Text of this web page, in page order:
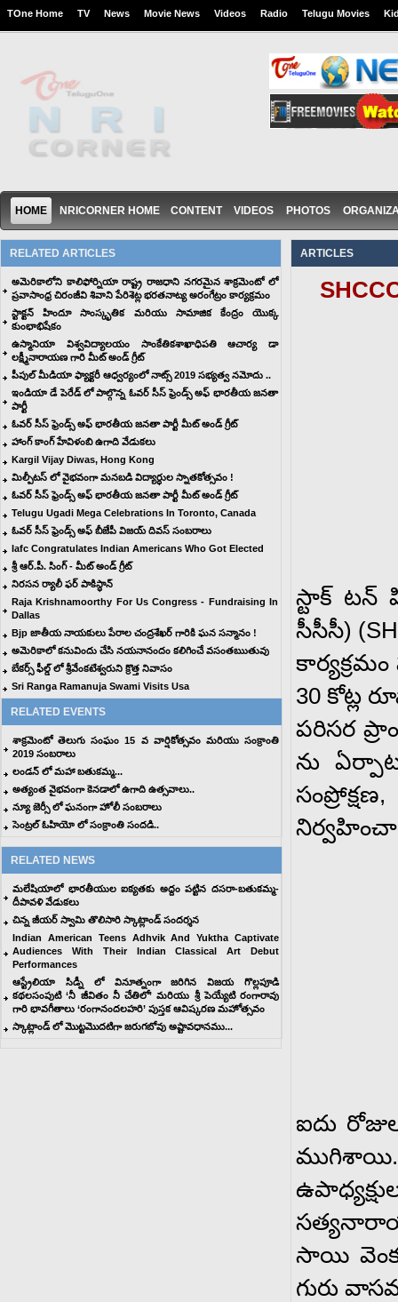
TOne Home TV News Movie News Videos Radio Telugu Movies
HOME NRICORNER HOME CONTENT VIDEOS PHOTOS
RELATED ARTICLES
అమెరికాలోని కాలిఫోర్నియా రాష్ట్ర రాజధాని నగరమైన శాక్రమెంటో లో
ప్రవాసాంధ్ర చిరంజీవి శివాని పేరిశెట్ల భరతనాట్య అరంగేట్రం కార్యక్రమం
స్టాక్టన్ హిందూ సాంస్కృతిక మరియు సామాజిక కేంద్రం యొక్క
కుంభాభిషేకం
ఉస్మానియా విశ్వవిద్యాలయం సాంకేతికశాఖాధిపతి ఆచార్య డా
లక్ష్మీనారాయణ గారి మీట్ అండ్ గ్రీట్
పీపుల్ మీడియా ఫ్యాక్టరీ ఆధ్వర్యంలో నాట్స్ 2019 సభ్యత్వ నమోదు ..
ఇండియా డే పెరేడ్ లో పాల్గొన్న ఓవర్ సీస్ ఫ్రెండ్స్ అఫ్ భారతీయ జనతా
పార్టీ
ఓవర్ సీస్ ఫ్రెండ్స్ అఫ్ భారతీయ జనతా పార్టీ మీట్ అండ్ గ్రీట్
హాంగ్ కాంగ్ హేవిళంబి ఉగాది వేడుకలు
Kargil Vijay Diwas, Hong Kong
మిల్పీటస్ లో వైభవంగా మనబడి విద్యార్ధుల స్నాతకోత్సవం !
ఓవర్ సీస్ ఫ్రెండ్స్ అఫ్ భారతీయ జనతా పార్టీ మీట్ అండ్ గ్రీట్
Telugu Ugadi Mega Celebrations In Toronto, Canada
ఓవర్ సీస్ ఫ్రెండ్స్ అఫ్ బీజేపీ విజయ్ దివస్ సంబరాలు
Iafc Congratulates Indian Americans Who Got Elected
శ్రీ ఆర్.పీ. సింగ్ - మీట్ అండ్ గ్రీట్
నిరసన ర్యాలీ ఫర్ పాకిస్థాన్
Raja Krishnamoorthy For Us Congress - Fundraising In
Dallas
Bjp జాతీయ నాయకులు పేరాల చంద్రశేఖర్ గారికి ఘన సన్మానం !
అమెరికాలో కనువిందు చేసి నయనానందం కలిగించే వసంతఋతువు
బేకర్స్ ఫీల్డ్ లో శ్రీవేంకటేశ్వరుని క్రొత్త నివాసం
Sri Ranga Ramanuja Swami Visits Usa
RELATED EVENTS
శాక్రమెంటో తెలుగు సంఘం 15 వ వార్షికోత్సవం మరియు సంక్రాంతి
2019 సంబరాలు
లండన్ లో మహా బతుకమ్మ...
అత్యంత వైభవంగా కెనడాలో ఉగాది ఉత్సవాలు..
న్యూ జెర్సీ లో ఘనంగా హోలీ సంబరాలు
సెంట్రల్ ఓహియో లో సంక్రాంతి సందడి..
RELATED NEWS
మలేషియాలో భారతీయుల ఐక్యతకు అద్దం పట్టిన దసరా-బతుకమ్మ-
దీపావళి వేడుకలు
చిన్న జీయర్ స్వామి తొలిసారి స్కాట్లాండ్ సందర్శన
Indian American Teens Adhvik And Yuktha Captivate
Audiences With Their Indian Classical Art Debut
Performances
ఆస్ట్రేలియా సిడ్నీ లో వినూత్నంగా జరిగిన విజయ గొల్లపూడి
కథల‌సంపుటి ‘నీ జీవితం నీ చేతిలో’ మరియు శ్రీ పెయ్యేటి రంగారావు
గారి భావగీతాలు ‘రంగానందలహరి’ పుస్తక ఆవిష్కరణ మహోత్సవం
స్కాట్లాండ్ లో మొట్టమొదటిగా జరుగబోవు అష్టావధానము...
ARTICLES
స్టాక్ టన్
సీసీసీ)
30 కోట్ల
పరిసర
ను
ఐదు
సాయి
గురు